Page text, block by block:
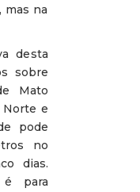
mas na
desta
sobre
Mato
Norte e
pode
no
dias.
é para